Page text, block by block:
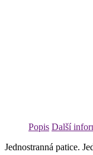
Popis Další
Jednostranná patice.